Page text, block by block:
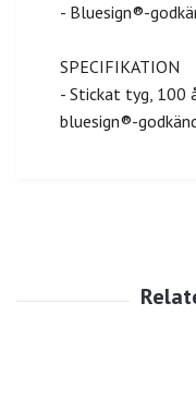
- Bluesign®-
SPECIFIKATION
- Stickat tyg, 100
bluesign®-